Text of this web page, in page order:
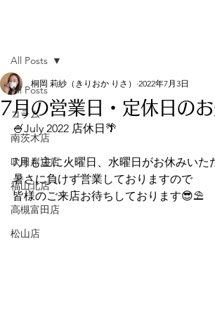
All Posts
コラム
南茨木店
吹田岸辺店
福山北店
高槻富田店
松山店
All Posts
7月の営業日・定休日の
桐岡 莉紗（きりおか りさ） 2022年7月3日
🍧July 2022 店休日🌴
7月も主に火曜日、水曜日がお休みいた
暑さに負けず営業しておりますので
皆様のご来店お待ちしております😎⛱